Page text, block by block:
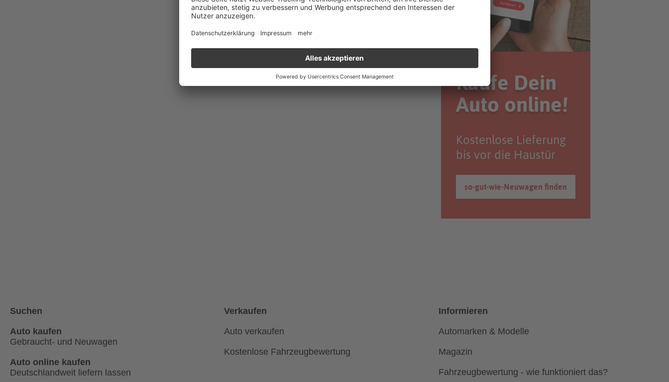
Kaufe Dein
Auto online!
Kostenlose Lieferung
bis vor die Haustür
so-gut-wie-Neuwagen finden
Suchen
Auto kaufen
Gebraucht- und Neuwagen
Auto online kaufen
Deutschlandweit liefern lassen
Verkaufen
Auto verkaufen
Kostenlose Fahrzeugbewertung
Informieren
Automarken & Modelle
Magazin
Fahrzeugbewertung - wie funktioniert das?